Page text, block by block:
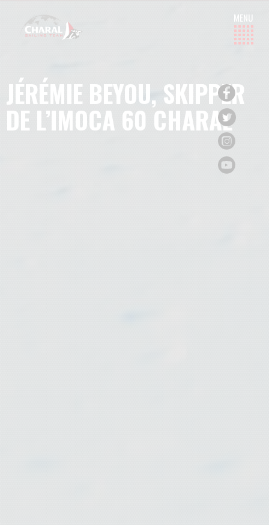
JÉRÉMIE BEYOU, SKIPPER
DE L’IMOCA 60 CHARAL